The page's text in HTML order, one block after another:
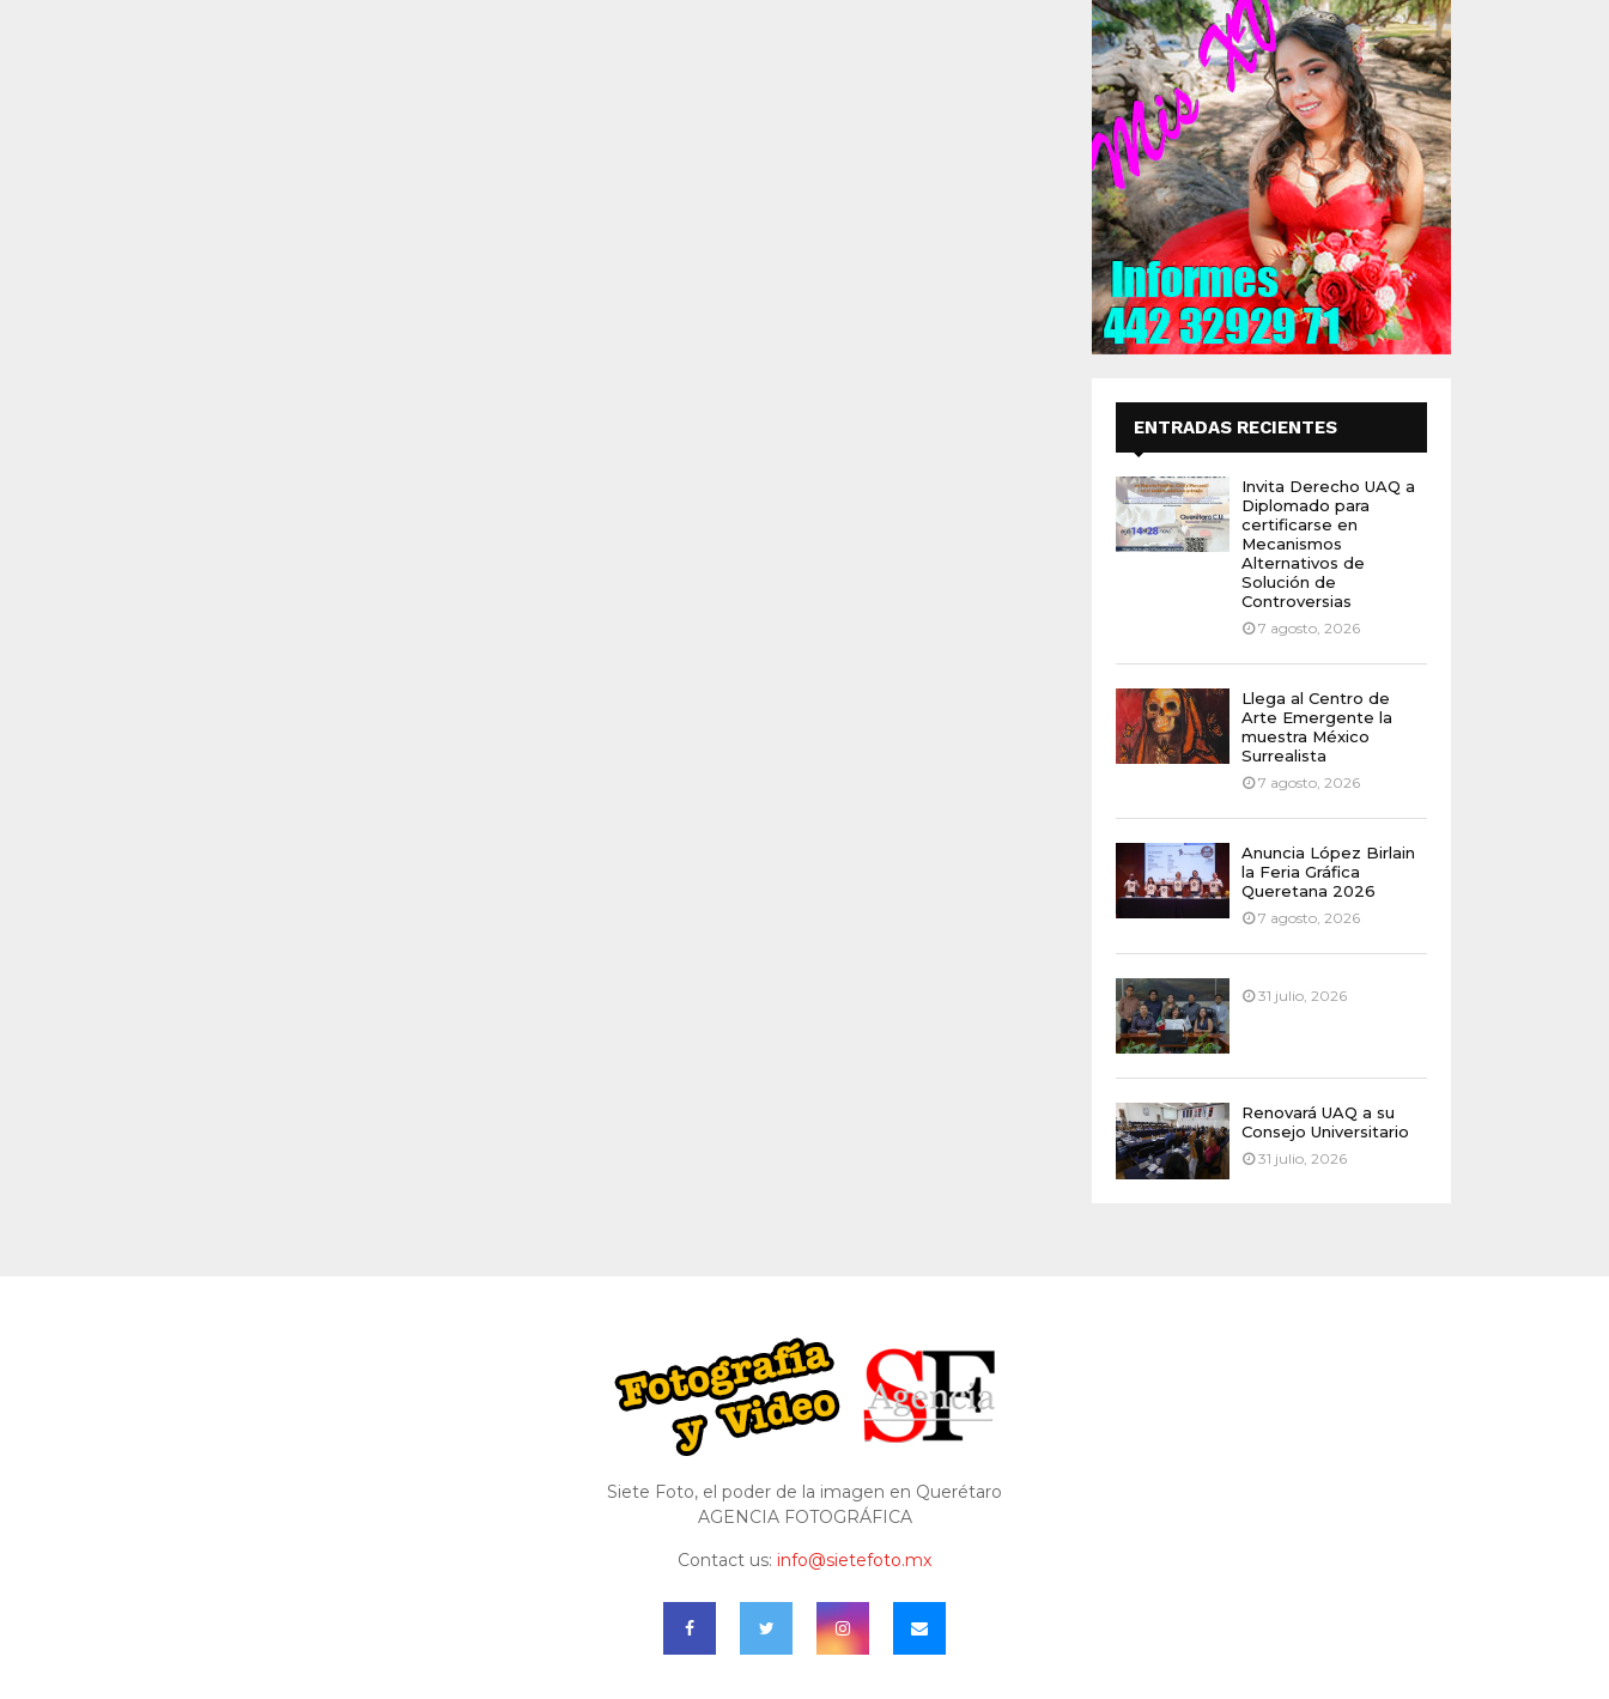
ENTRADAS RECIENTES
Invita Derecho UAQ a
Diplomado para
certificarse en
Mecanismos
Alternativos de
Solución de
Controversias
7 agosto, 2026
Llega al Centro de
Arte Emergente la
muestra México
Surrealista
7 agosto, 2026
Anuncia López Birlain
la Feria Gráfica
Queretana 2026
7 agosto, 2026
31 julio, 2026
Renovará UAQ a su
Consejo Universitario
31 julio, 2026
Siete Foto, el poder de la imagen en Querétaro
AGENCIA FOTOGRÁFICA
Contact us: info@sietefoto.mx